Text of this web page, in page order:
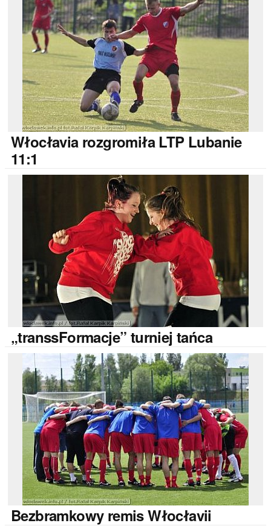
Włocłaviarozgromiła LTP Lubanie
11:1
„transsFormacje” turniej tańca
Bezbramkowyremis Włocłavii